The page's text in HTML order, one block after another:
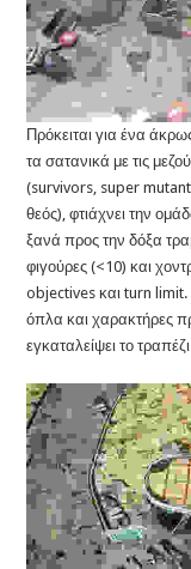
Πρόκειται για ένα
τα σατανικά με τις
(survivors, super
θεός), φτιάχνει την
ξανά προς την δόξα
φιγούρες (<10) και
objectives και turn limit.
όπλα και χαρακτήρες
εγκαταλείψει το